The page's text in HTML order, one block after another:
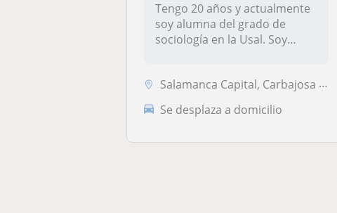
Tengo 20 años y actualmente
soy alumna del grado de
sociología en la Usal. Soy
Salamanca Capital, Carbajosa de la Sagrada, Santa Marta de Tormes, Vil...
Se desplaza a domicilio